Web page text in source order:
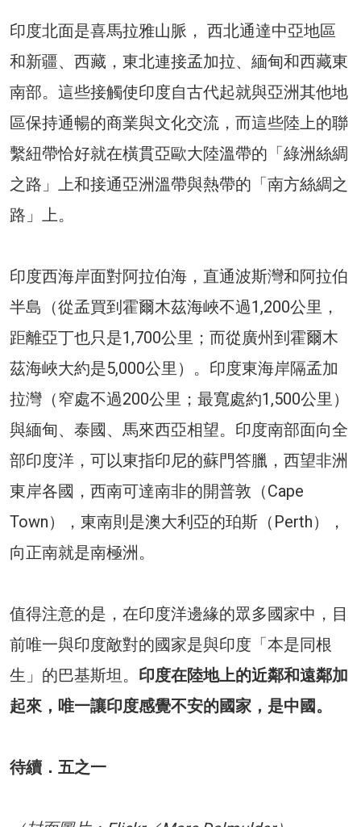
印度北面是喜馬拉雅山脈， ​​西北通達中亞地區
和新疆、西藏，東北連接孟加拉、緬甸和西藏東
南部。這些接觸使印度自古代起就與亞洲其他地
區保持通暢的商業與文化交流，而這些陸上的聯
繫紐帶恰好就在橫貫亞歐大陸溫帶的「綠洲絲綢
之路」上和接通亞洲溫帶與熱帶的「南方絲綢之
路」上。
印度西海岸面對阿拉伯海，直通波斯灣和阿拉伯
半島（從孟買到霍爾木茲海峽不過1,200公里，
距離亞丁也只是1,700公里；而從廣州到霍爾木
茲海峽大約是5,000公里）。印度東海岸隔孟加
拉灣（窄處不過200公里；最寬處約1,500公里）
與緬甸、泰國、馬來西亞相望。印度南部面向全
部印度洋，可以東指印尼的蘇門答臘，西望非洲
東岸各國，西南可達南非的開普敦（Cape
Town），東南則是澳大利亞的珀斯（Perth），
向正南就是南極洲。
值得注意的是，在印度洋邊緣的眾多國家中，目
前唯一與印度敵對的國家是與印度「本是同根
生」的巴基斯坦。 印度在陸地上的近鄰和遠鄰加
起來，唯一讓印度感覺不安的國家，是中國。
待續．五之一